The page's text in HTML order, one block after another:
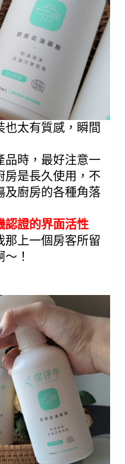
也太有質感，瞬間
品時，最好注意一
房是長久使用，不
及廚房的各種角落
認證的界面活性
那上一個房客所留
！